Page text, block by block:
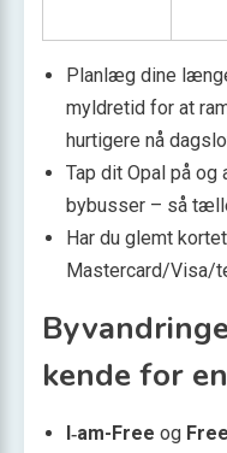
Planlæg dine
myldretid for at
hurtigere nå
Tap dit Opal på
bybusser – så
Har du glemt
Mastercard/Visa/
kende for
I‑am-Free og